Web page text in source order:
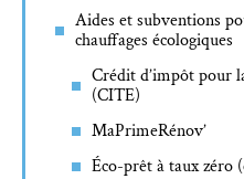
Aides et subventions
chauffages écologiques
Crédit d’impôt pour
(CITE)
MaPrimeRénov’
Éco-prêt à taux zéro